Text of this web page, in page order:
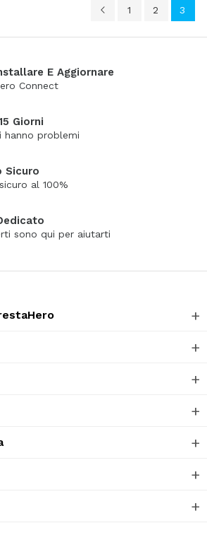
1 2 3
E Aggiornare
Connect
Giorni
hanno problemi
Sicuro
al 100%
sono qui per aiutarti